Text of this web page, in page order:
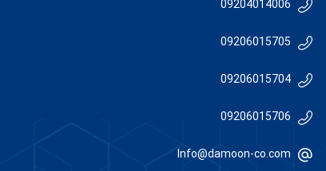
09204014006
09206015705
09206015704
09206015706
Info@damoon-co.com